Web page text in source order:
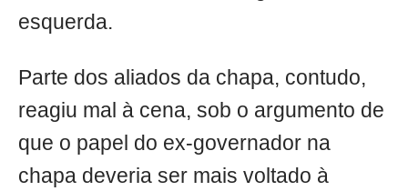
esquerda.
Parte dos aliados da chapa, contudo,
reagiu mal à cena, sob o argumento de
que o papel do ex-governador na
chapa deveria ser mais voltado à